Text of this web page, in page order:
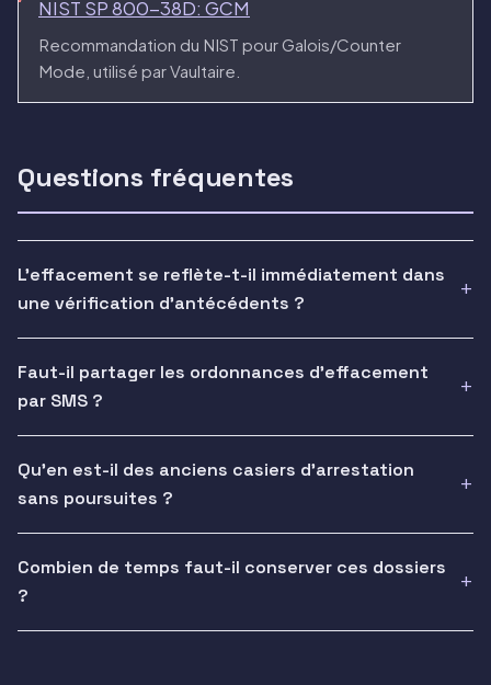
NIST SP 800-38D: GCM
Recommandation du NIST pour Galois/Counter
Mode, utilisé par Vaultaire.
Questions fréquentes
L'effacement se reflète-t-il immédiatement dans
une vérification d'antécédents ?
Faut-il partager les ordonnances d'effacement
par SMS ?
Qu'en est-il des anciens casiers d'arrestation
sans poursuites ?
Combien de temps faut-il conserver ces dossiers
?